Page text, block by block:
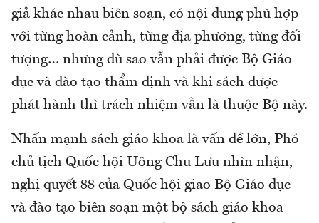
giả khác nhau biên soạn, có nội dung phù hợp
với từng hoàn cảnh, từng địa phương, từng đối
tượng… nhưng dù sao vẫn phải được Bộ Giáo
dục và đào tạo thẩm định và khi sách được
phát hành thì trách nhiệm vẫn là thuộc Bộ này.
Nhấn mạnh sách giáo khoa là vấn đề lớn, Phó
chủ tịch Quốc hội Uông Chu Lưu nhìn nhận,
nghị quyết 88 của Quốc hội giao Bộ Giáo dục
và đào tạo biên soạn một bộ sách giáo khoa